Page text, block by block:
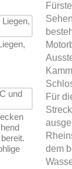
Für
dem